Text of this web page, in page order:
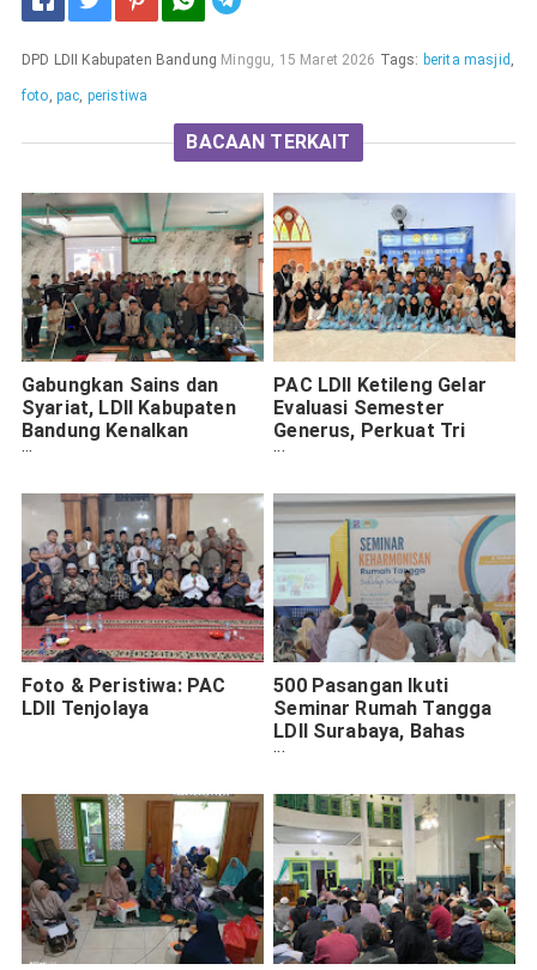
DPD LDII Kabupaten Bandung Minggu, 15 Maret 2026 Tags: berita masjid ,
foto, pac, peristiwa
BACAAN TERKAIT
Gabungkan Sains dan
Syariat, LDII Kabupaten
Bandung Kenalkan
Teleskop Digital untuk
PAC LDII Ketileng Gelar
Evaluasi Semester
Generus, Perkuat Tri
Sukses Generasi Penerus
Foto & Peristiwa: PAC
LDII Tenjolaya
500 Pasangan Ikuti
Seminar Rumah Tangga
LDII Surabaya, Bahas
Komunikasi hingga